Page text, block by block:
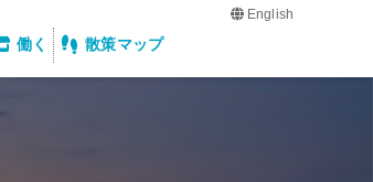
English
働く 散策マップ